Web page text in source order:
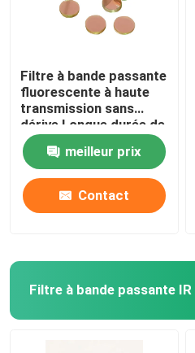
Filtre à bande passante
fluorescente à haute
transmission sans
dérive Longue durée de
vie 685 nm
meilleur prix
Contact
Filtre à bande passante IR